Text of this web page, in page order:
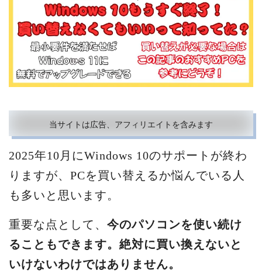
当サイトは広告、アフィリエイトを含みます
2025年10月にWindows 10のサポートが終わ
りますが、PCを買い替えるか悩んでいる人
も多いと思います。
重要な点として、 今のパソコンを使い続け
ることもできます。絶対に買い換えないと
いけないわけではありません。